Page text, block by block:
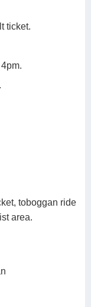
ticket.
toboggan ride
area.